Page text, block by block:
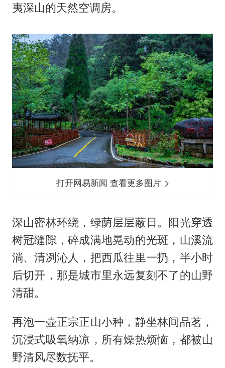
夷深山的天然空调房。
打开网易新闻 查看更多图片
深山密林环绕，绿荫层层蔽日。阳光穿透
树冠缝隙，碎成满地晃动的光斑，山溪流
淌、清冽沁人，把西瓜往里一扔，半小时
后切开，那是城市里永远复刻不了的山野
清甜。
再泡一壶正宗正山小种，静坐林间品茗，
沉浸式吸氧纳凉，所有燥热烦恼，都被山
野清风尽数抚平。